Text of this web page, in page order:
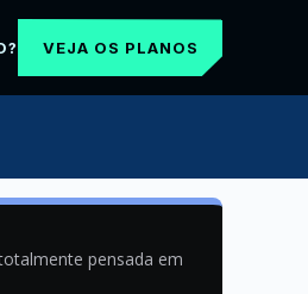
VEJA OS PLANOS
pensada em